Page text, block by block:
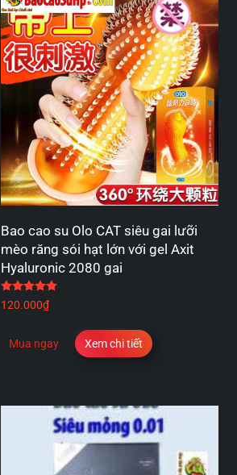
Bao cao su Olo CAT siêu gai lưỡi
mèo răng sói hạt lớn với gel Axit
Hyaluronic 2080 gai
120.000₫
Mua ngay Xem chi tiết